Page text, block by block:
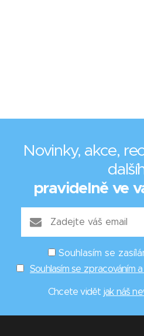
Novinky, akce,
pravidelně ve
Souhlasím se
Souhlasím se zpracováním
Chcete vidět jak náš